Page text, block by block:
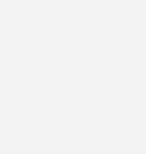
mit dem
von uns